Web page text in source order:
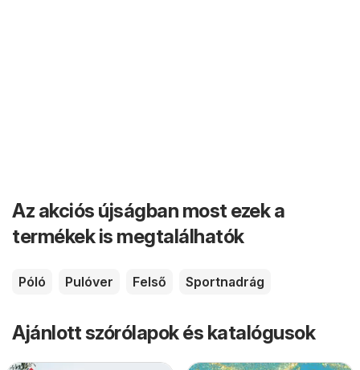
Az akciós újságban most ezek a
termékek is megtalálhatók
Póló Pulóver Felső Sportnadrág
Ajánlott szórólapok és katalógusok